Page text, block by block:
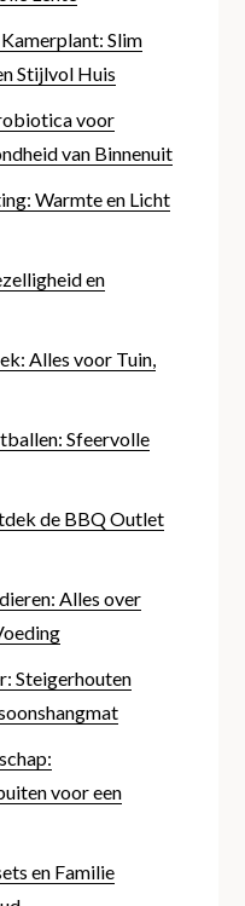
Slim
Stijlvol Huis
voor
van Binnenuit
Warmte en Licht
en
Alles voor Tuin,
Sfeervolle
de BBQ Outlet
Alles over
Steigerhouten
voor een
en Familie